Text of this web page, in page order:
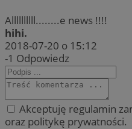
Allllllllll........e news !!!!
hihi.
2018-07-20 o 15:12
-1 Odpowiedz
Akceptuję regulamin
oraz politykę prywatności.